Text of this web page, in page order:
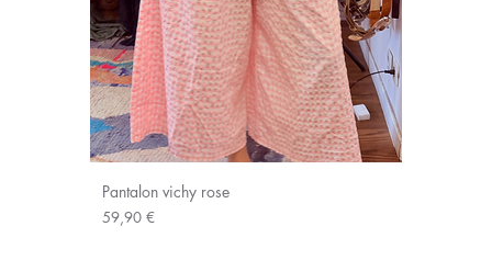
Pantalon vichy rose
Prix
59,90 €